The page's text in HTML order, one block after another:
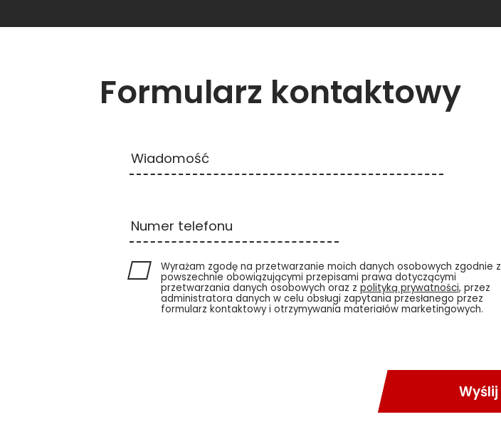
Formularz kontaktowy
Wiadomość
Numer telefonu
Wyrażam zgodę na przetwarzanie moich danych osobowych zgodnie z
powszechnie obowiązującymi przepisami prawa dotyczącymi
przetwarzania danych osobowych oraz z polityką prywatności, przez
administratora danych w celu obsługi zapytania przesłanego przez
formularz kontaktowy i otrzymywania materiałów marketingowych.
Wyślij